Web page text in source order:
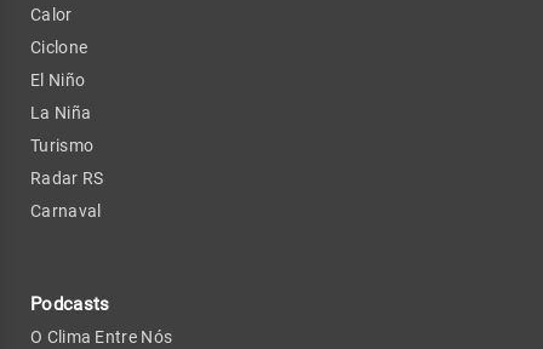
Calor
Ciclone
El Niño
La Niña
Turismo
Radar RS
Carnaval
Podcasts
O Clima Entre Nós